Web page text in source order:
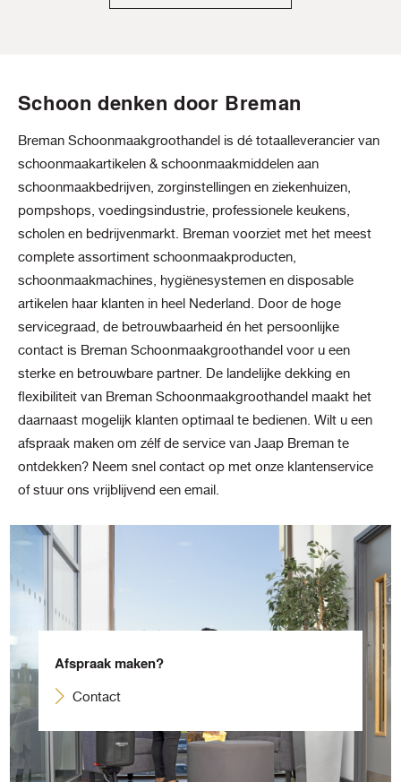
Schoon denken door Breman
Breman Schoonmaakgroothandel is dé totaalleverancier van
schoonmaakartikelen & schoonmaakmiddelen aan
schoonmaakbedrijven, zorginstellingen en ziekenhuizen,
pompshops, voedingsindustrie, professionele keukens,
scholen en bedrijvenmarkt. Breman voorziet met het meest
complete assortiment schoonmaakproducten,
schoonmaakmachines, hygiënesystemen en disposable
artikelen haar klanten in heel Nederland. Door de hoge
servicegraad, de betrouwbaarheid én het persoonlijke
contact is Breman Schoonmaakgroothandel voor u een
sterke en betrouwbare partner. De landelijke dekking en
flexibiliteit van Breman Schoonmaakgroothandel maakt het
daarnaast mogelijk klanten optimaal te bedienen. Wilt u een
afspraak maken om zélf de service van Jaap Breman te
ontdekken? Neem snel contact op met onze klantenservice
of stuur ons vrijblijvend een email.
Afspraak maken?
Contact